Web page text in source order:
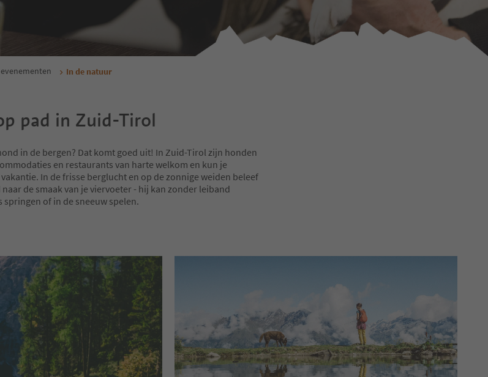
In de natuur
pad in Zuid-Tirol
in de bergen? Dat komt goed uit! In Zuid-Tirol zijn honden
en restaurants van harte welkom en kun je
In de frisse berglucht en op de zonnige weiden beleef
de smaak van je viervoeter - hij kan zonder leiband
of in de sneeuw spelen.